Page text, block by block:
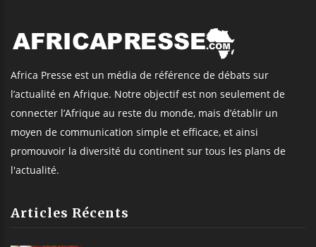
Africa Presse est un média de référence de débats sur
l’actualité en Afrique. Notre objectif est non seulement de
connecter l’Afrique au reste du monde, mais d’établir un
moyen de communication simple et efficace, et ainsi
promouvoir la diversité du continent sur tous les plans de
l'actualité.
Articles Récents